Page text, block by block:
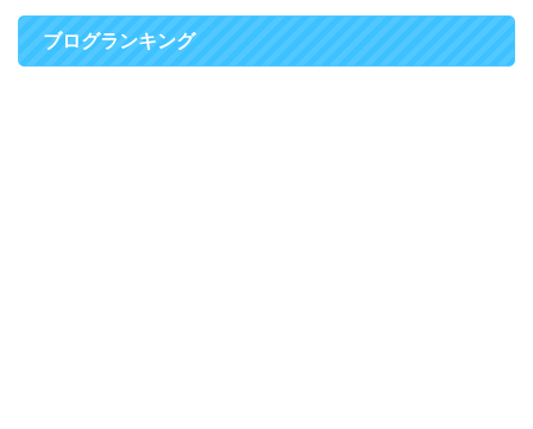
ブログランキング